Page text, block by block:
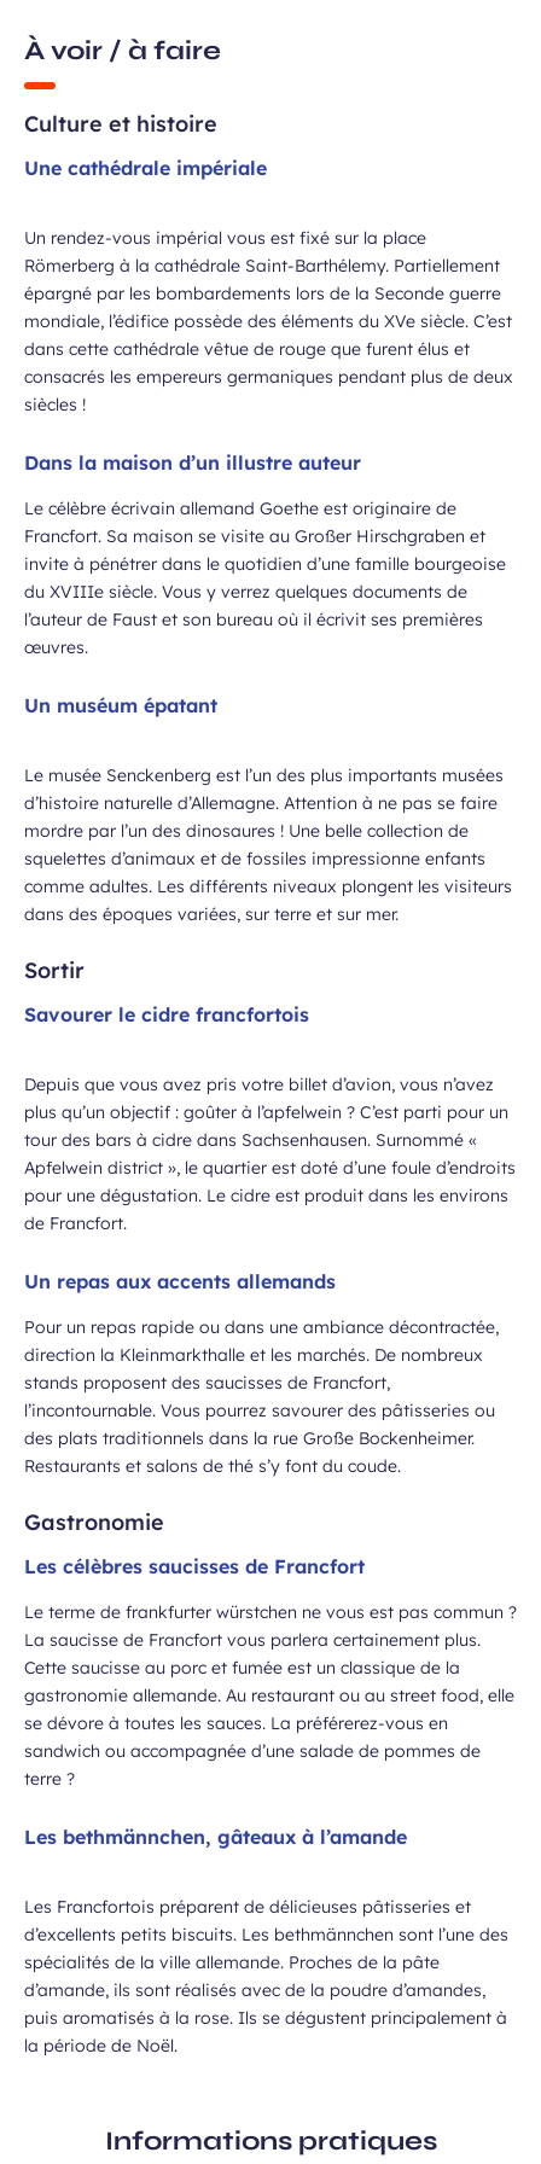
À voir / à faire
Culture et histoire
Une cathédrale impériale
Un rendez-vous impérial vous est fixé sur la place
Römerberg à la cathédrale Saint-Barthélemy. Partiellement
épargné par les bombardements lors de la Seconde guerre
mondiale, l’édifice possède des éléments du XVe siècle. C’est
dans cette cathédrale vêtue de rouge que furent élus et
consacrés les empereurs germaniques pendant plus de deux
siècles !
Dans la maison d’un illustre auteur
Le célèbre écrivain allemand Goethe est originaire de
Francfort. Sa maison se visite au Großer Hirschgraben et
invite à pénétrer dans le quotidien d’une famille bourgeoise
du XVIIIe siècle. Vous y verrez quelques documents de
l’auteur de Faust et son bureau où il écrivit ses premières
œuvres.
Un muséum épatant
Le musée Senckenberg est l’un des plus importants musées
d’histoire naturelle d’Allemagne. Attention à ne pas se faire
mordre par l’un des dinosaures ! Une belle collection de
squelettes d’animaux et de fossiles impressionne enfants
comme adultes. Les différents niveaux plongent les visiteurs
dans des époques variées, sur terre et sur mer.
Sortir
Savourer le cidre francfortois
Depuis que vous avez pris votre billet d’avion, vous n’avez
plus qu’un objectif : goûter à l’apfelwein ? C’est parti pour un
tour des bars à cidre dans Sachsenhausen. Surnommé «
Apfelwein district », le quartier est doté d’une foule d’endroits
pour une dégustation. Le cidre est produit dans les environs
de Francfort.
Un repas aux accents allemands
Pour un repas rapide ou dans une ambiance décontractée,
direction la Kleinmarkthalle et les marchés. De nombreux
stands proposent des saucisses de Francfort,
l’incontournable. Vous pourrez savourer des pâtisseries ou
des plats traditionnels dans la rue Große Bockenheimer.
Restaurants et salons de thé s’y font du coude.
Gastronomie
Les célèbres saucisses de Francfort
Le terme de frankfurter würstchen ne vous est pas commun ?
La saucisse de Francfort vous parlera certainement plus.
Cette saucisse au porc et fumée est un classique de la
gastronomie allemande. Au restaurant ou au street food, elle
se dévore à toutes les sauces. La préférerez-vous en
sandwich ou accompagnée d’une salade de pommes de
terre ?
Les bethmännchen, gâteaux à l’amande
Les Francfortois préparent de délicieuses pâtisseries et
d’excellents petits biscuits. Les bethmännchen sont l’une des
spécialités de la ville allemande. Proches de la pâte
d’amande, ils sont réalisés avec de la poudre d’amandes,
puis aromatisés à la rose. Ils se dégustent principalement à
la période de Noël.
Informations pratiques
et j’accepte que mes données
requis